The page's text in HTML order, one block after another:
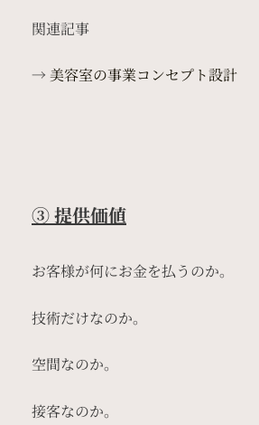
関連記事
→ 美容室の事業コンセプト設計
③ 提供価値
お客様が何にお金を払うのか。
技術だけなのか。
空間なのか。
接客なのか。